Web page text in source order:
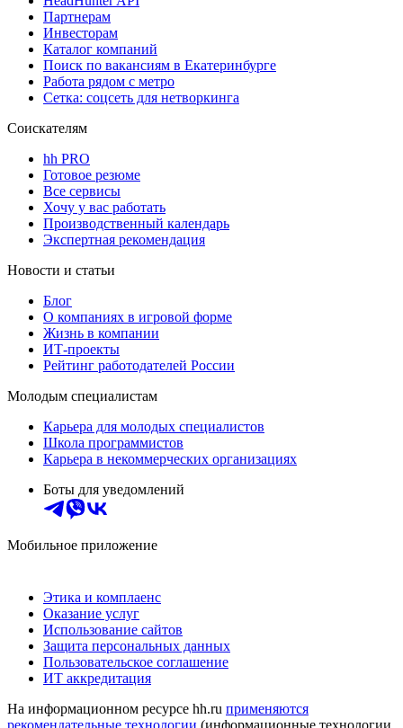
Партнерам
Инвесторам
Каталог компаний
Поиск по вакансиям в Екатеринбурге
Работа рядом с метро
Сетка: соцсеть для нетворкинга
Соискателям
hh PRO
Готовое резюме
Все сервисы
Хочу у вас работать
Производственный календарь
Экспертная рекомендация
Новости и статьи
Блог
О компаниях в игровой форме
Жизнь в компании
ИТ-проекты
Рейтинг работодателей России
Молодым специалистам
Карьера для молодых специалистов
Школа программистов
Карьера в некоммерческих организациях
Боты для уведомлений
Мобильное приложение
Этика и комплаенс
Оказание услуг
Использование сайтов
Защита персональных данных
Пользовательское соглашение
ИТ аккредитация
На информационном ресурсе hh.ru применяются
рекомендательные технологии (информационные технологии